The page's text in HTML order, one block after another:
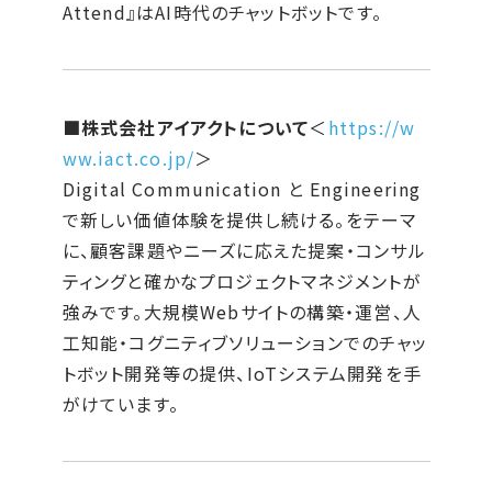
Attend』はAI時代のチャットボットです。
■株式会社アイアクトについて＜ https://w
ww.iact.co.jp/＞
Digital Communication と Engineering
で新しい価値体験を提供し続ける。をテーマ
に、顧客課題やニーズに応えた提案・コンサル
ティングと確かなプロジェクトマネジメントが
強みです。大規模Webサイトの構築・運営、人
工知能・コグニティブソリューションでのチャッ
トボット開発等の提供、IoTシステム開発を手
がけています。